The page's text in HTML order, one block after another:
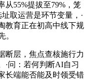
从55%提拔至79%，笼
取运营是环节变量，·
教育正在初高中线下规
。
层，焦点查核施行力
·问：若何判断AI自习
长端能否能及时领受错